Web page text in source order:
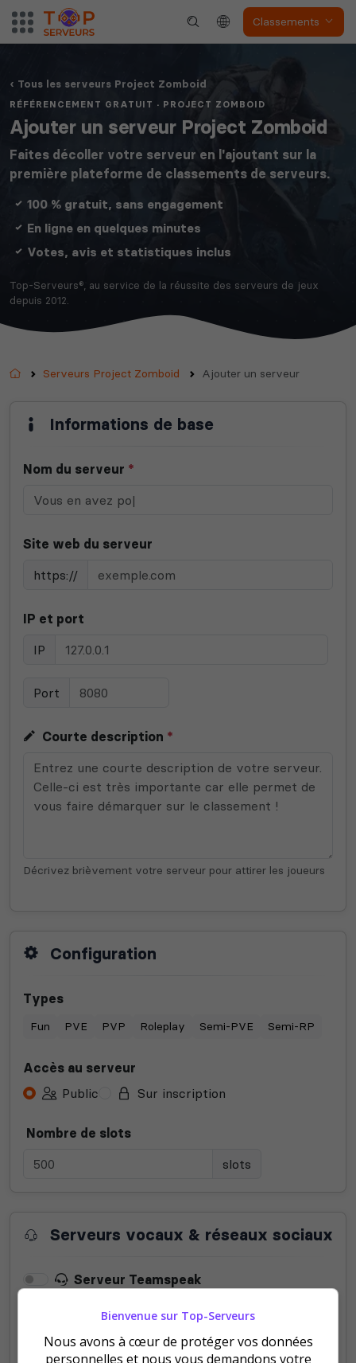
Classements
Tous les serveurs Project Zomboid
RÉFÉRENCEMENT GRATUIT · PROJECT ZOMBOID
Ajouter un serveur Project Zomboid
Faites décoller votre serveur en l'ajoutant sur la
première plateforme de classements de serveurs.
100 % gratuit, sans engagement
En ligne en quelques minutes
Votes, avis et statistiques inclus
Top-Serveurs®, au service de la réussite des serveurs de jeux
depuis 2012.
AccueilServeurs Project Zomboid Ajouter un serveur
Informations de base
Nom du serveur *
Site web du serveur
https://
IP et port
IP
Port
Courte description *
Décrivez brièvement votre serveur pour attirer les joueurs
Configuration
Types
Fun PVE PVP Roleplay Semi-PVE Semi-RP
Accès au serveur
Public
Sur inscription
Nombre de slots
slots
Serveurs vocaux & réseaux sociaux
Serveur Teamspeak
Serveur Mumble
Serveur Discord
Bienvenue sur Top-Serveurs
Nous avons à cœur de protéger vos données
personnelles et nous vous demandons votre